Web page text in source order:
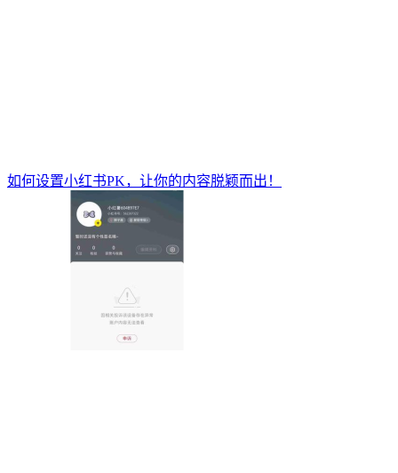
如何设置小红书PK，让你的内容脱颖而出！